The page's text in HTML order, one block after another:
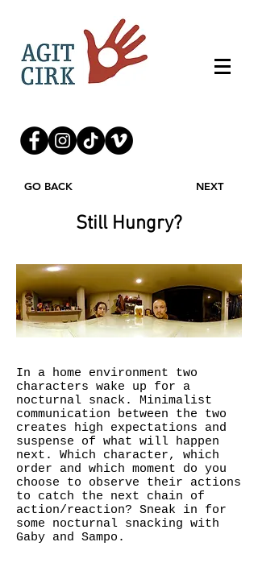
GO BACK NEXT
Still Hungry?
In a home environment two
characters wake up for a
nocturnal snack. Minimalist
communication between the two
creates high expectations and
suspense of what will happen
next. Which character, which
order and which moment do you
choose to observe their actions
to catch the next chain of
action/reaction? Sneak in for
some nocturnal snacking with
Gaby and Sampo.